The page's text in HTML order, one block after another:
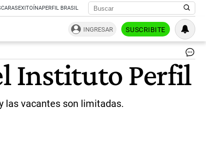
CARASEXITOÍNAPERFIL BRASIL
INGRESAR SUSCRIBITE
Instituto Perfil
las vacantes son limitadas.